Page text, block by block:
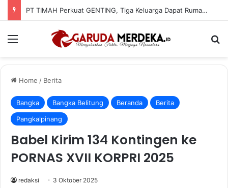
PT TIMAH Perkuat GENTING, Tiga Keluarga Dapat Rumah Layak Huni
Menu
Home / Berita
Bangka Bangka Belitung Beranda
Berita
Pangkalpinang
Babel Kirim 134 Kontingen ke
PORNAS XVII KORPRI 2025
redaksi 3 Oktober 2025